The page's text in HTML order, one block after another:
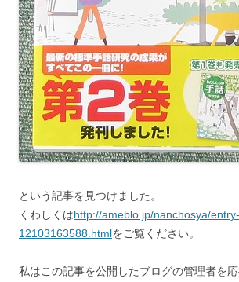
という記事を見つけました。
くわしくはhttp://ameblo.jp/nanchosya/entry-
12103163588.htmlをご覧ください。
私はこの記事を公開したブログの管理者を応